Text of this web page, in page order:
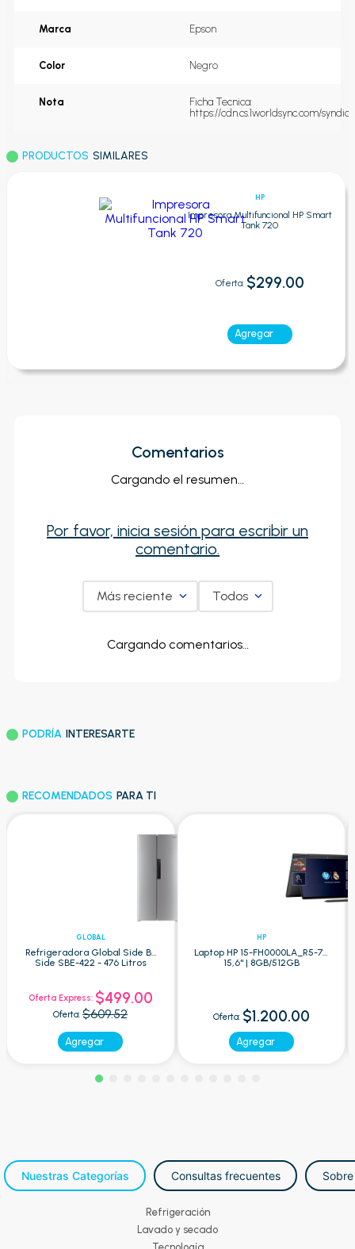
Marca Epson
Color Negro
Nota
Ficha Tecnica:
https://cdn.cs.1worldsync.com/
PRODUCTOS SIMILARES
HP
Impresora Multifuncional HP Smart
Tank 720
Oferta: $299.00
Agregar
Comentarios
Cargando el resumen…
Por favor, inicia sesión para escribir un
comentario.
Más reciente Todos
Cargando comentarios…
PODRÍA INTERESARTE
RECOMENDADOS PARA TI
GLOBAL
Refrigeradora Global Side By
Side SBE-422 - 476 Litros
Oferta Express: $499.00
Oferta: $609.52
Agregar
HP
Laptop HP 15-FH0000LA_R5-7 -
15,6" | 8GB/512GB
Oferta: $1.200.00
Agregar
Nuestras Categorías Consultas frecuentes
Refrigeración
Lavado y secado